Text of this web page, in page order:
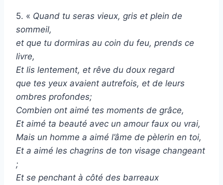
5. « Quand tu seras vieux, gris et plein de
sommeil,
et que tu dormiras au coin du feu, prends ce
livre,
Et lis lentement, et rêve du doux regard
que tes yeux avaient autrefois, et de leurs
ombres profondes;
Combien ont aimé tes moments de grâce,
Et aimé ta beauté avec un amour faux ou vrai,
Mais un homme a aimé l’âme de pèlerin en toi,
Et a aimé les chagrins de ton visage changeant
;
Et se penchant à côté des barreaux